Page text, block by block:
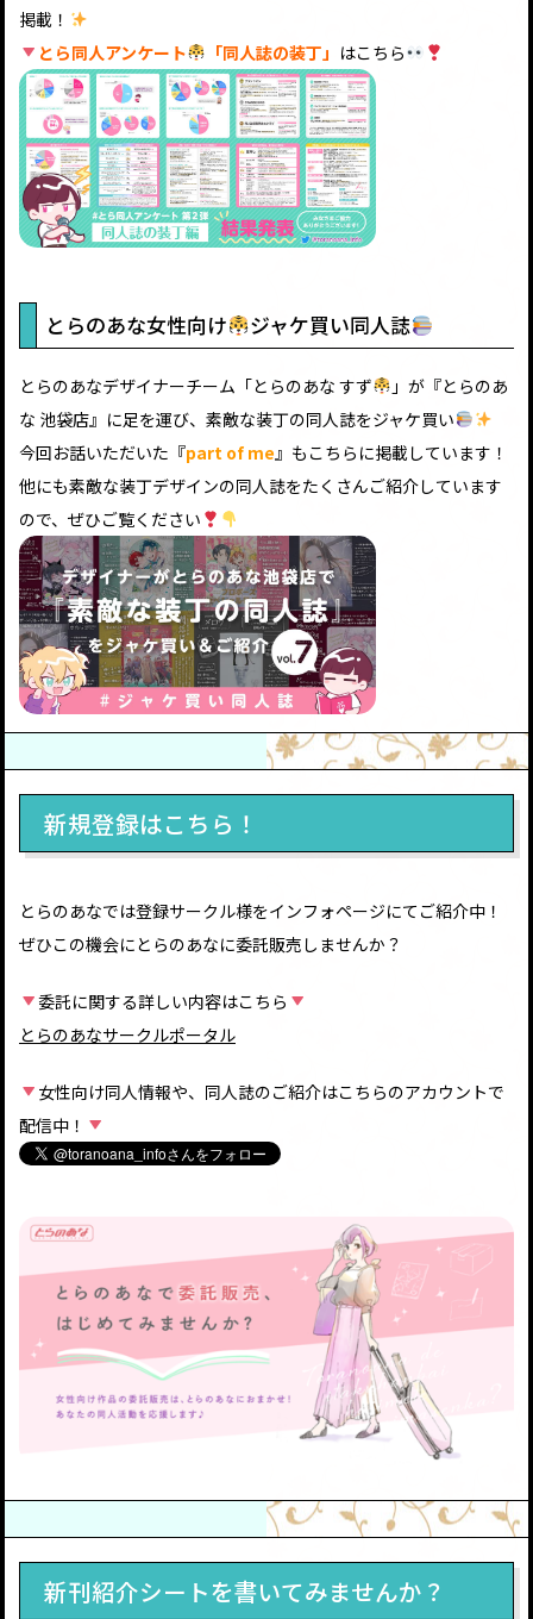
掲載！
とら同人アンケート
「同人誌の装丁」 はこちら
とらのあな女性向け ジャケ買い同人誌
とらのあなデザイナーチーム「とらのあな すず
」が『とらのあ
な 池袋店』に足を運び、素敵な装丁の同人誌をジャケ買い
今回お話いただいた『part of me 』もこちらに掲載しています！
他にも素敵な装丁デザインの同人誌をたくさんご紹介しています
ので、ぜひご覧ください
新規登録はこちら！
とらのあなでは登録サークル様をインフォページにてご紹介中！
ぜひこの機会にとらのあなに委託販売しませんか？
委託に関する詳しい内容はこちら
とらのあなサークルポータル
女性向け同人情報や、同人誌のご紹介はこちらのアカウントで
配信中！
新刊紹介シートを書いてみませんか？